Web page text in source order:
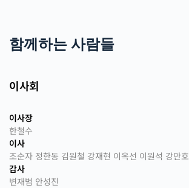
함께하는 사람들
이사회
이사장
한철수
이사
조순자 정한동 김원철 강재현 이옥선 이원석 강만호
감사
변재범 안성진